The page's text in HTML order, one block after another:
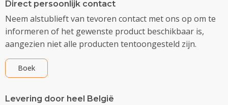
Direct persoonlijk contact
Neem alstublieft van tevoren contact met ons op om te
informeren of het gewenste product beschikbaar is,
aangezien niet alle producten tentoongesteld zijn.
Boek
Levering door heel België